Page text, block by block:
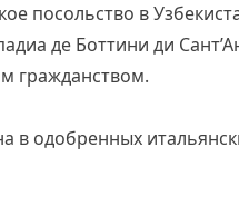
посольство в
де Боттини ди
гражданством.
в одобренных